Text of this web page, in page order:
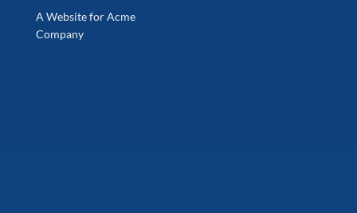
A Website for Acme
Company